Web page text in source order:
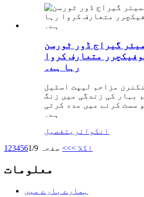
گیراج ڈور ٹورسن
متعارف کروا
رہا ہے۔
مزاحم لیپت اسٹیل
بہار کی زندگی میں زنگ
سست کرنے میں مدد کرتی
ہے۔
انکوائری تفصیل
1 23456 اگلا >>> صفحہ 1/9
معلومات
ہمارے بارے میں